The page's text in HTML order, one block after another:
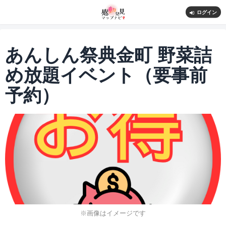
ログイン
あんしん祭典金町 野菜詰
め放題イベント（要事前
予約）
※画像はイメージです